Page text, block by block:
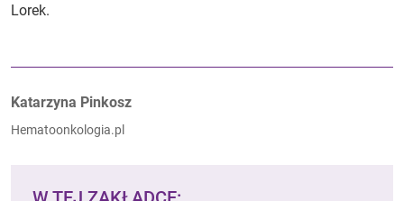
Lorek.
Autorzy:
Katarzyna Pinkosz
Hematoonkologia.pl